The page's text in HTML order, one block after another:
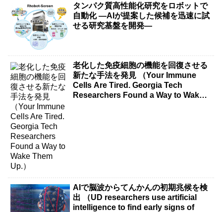
タンパク質高性能化研究をロボットで
自動化 ―AIが提案した候補を迅速に試
せる研究基盤を開発―
老化した免疫細胞の機能を回復させる
新たな手法を発見 （Your Immune
Cells Are Tired. Georgia Tech
Researchers Found a Way to Wake
AIで脳波からてんかんの初期兆候を検
出 （UD researchers use artificial
intelligence to find early signs of